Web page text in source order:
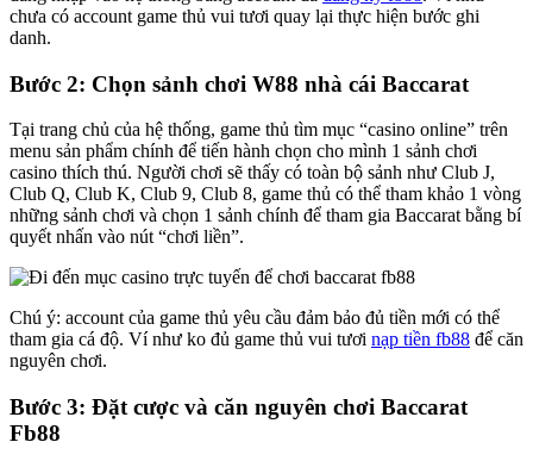
chưa có account game thủ vui tươi quay lại thực hiện bước ghi
danh.
Bước 2: Chọn sảnh chơi W88 nhà cái Baccarat
Tại trang chủ của hệ thống, game thủ tìm mục “casino online” trên
menu sản phẩm chính để tiến hành chọn cho mình 1 sảnh chơi
casino thích thú. Người chơi sẽ thấy có toàn bộ sảnh như Club J,
Club Q, Club K, Club 9, Club 8, game thủ có thể tham khảo 1 vòng
những sảnh chơi và chọn 1 sảnh chính để tham gia Baccarat bằng bí
quyết nhấn vào nút “chơi liền”.
Chú ý: account của game thủ yêu cầu đảm bảo đủ tiền mới có thể
tham gia cá độ. Ví như ko đủ game thủ vui tươi nạp tiền fb88 để căn
nguyên chơi.
Bước 3: Đặt cược và căn nguyên chơi Baccarat
Fb88